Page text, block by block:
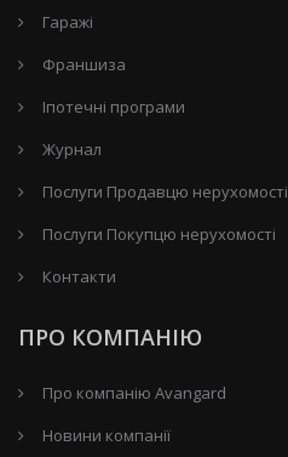
Гаражі
Франшиза
Іпотечні програми
Журнал
Послуги Продавцю нерухомості
Послуги Покупцю нерухомості
Контакти
ПРО КОМПАНІЮ
Про компанію Avangard
Новини компанії